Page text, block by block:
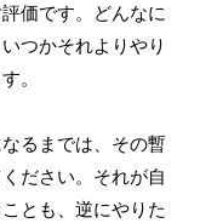
価です。どんなに
つかそれよりやり
。
るまでは、その暫
ださい。それが自
とも、逆にやりた